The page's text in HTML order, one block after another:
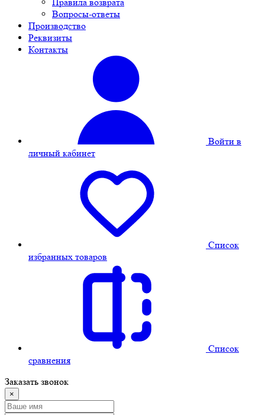
Вопросы-ответы
Производство
Реквизиты
Контакты
Войти в
личный кабинет
Cписок
избранных товаров
Cписок
сравнения
Заказать звонок
×